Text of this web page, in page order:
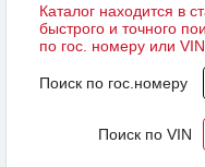
Каталог находится в
быстрого и точного
по гос. номеру или
Поиск по гос.номеру
Поиск по VIN